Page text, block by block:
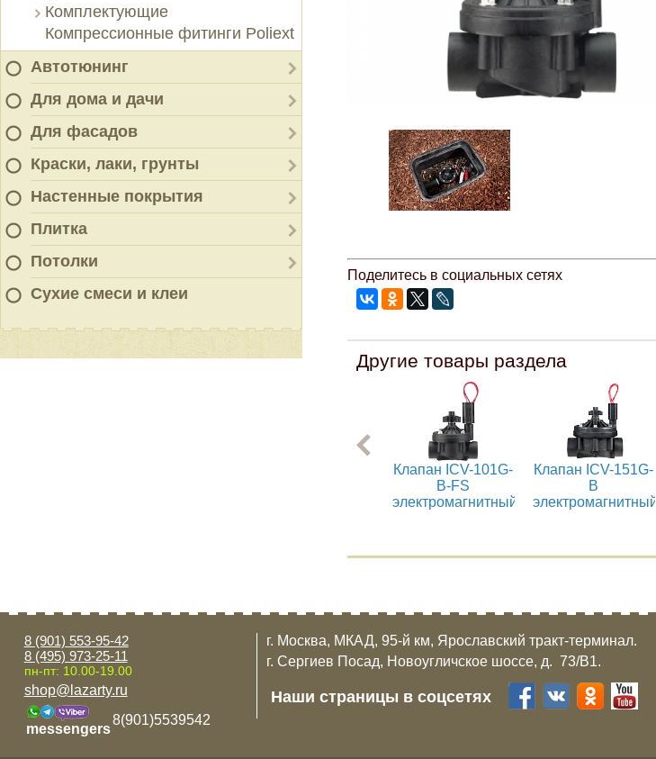
Комплектующие
Компрессионные фитинги Poliext
Автотюнинг
Для дома и дачи
Для фасадов
Краски, лаки, грунты
Настенные покрытия
Плитка
Потолки
Сухие смеси и клеи
Поделитесь в социальных сетях
Другие товары раздела
Клапан ICV-101G-
B-FS
электромагнитный
Клапан ICV-151G-
B
электромагнитный
8 (901) 553-95-42
8 (495) 973-25-11
пн-пт: 10.00-19.00
shop@lazarty.ru
messengers
8(901)5539542
г. Москва, МКАД, 95-й км, Ярославский тракт-терминал.
г. Сергиев Посад, Новоугличское шоссе, д. 73/B1.
Наши страницы в соцсетях